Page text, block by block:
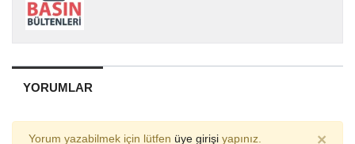
YORUMLAR
Yorum yazabilmek için lütfen üye girişi yapınız. ×